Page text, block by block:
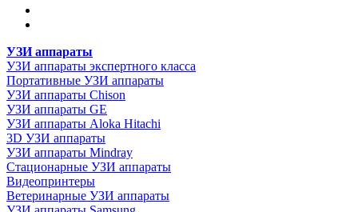
УЗИ аппараты
УЗИ аппараты экспертного класса
Портативные УЗИ аппараты
УЗИ аппараты Chison
УЗИ аппараты GE
УЗИ аппараты Aloka Hitachi
3D УЗИ аппараты
УЗИ аппараты Mindray
Стационарные УЗИ аппараты
Видеопринтеры
Ветеринарные УЗИ аппараты